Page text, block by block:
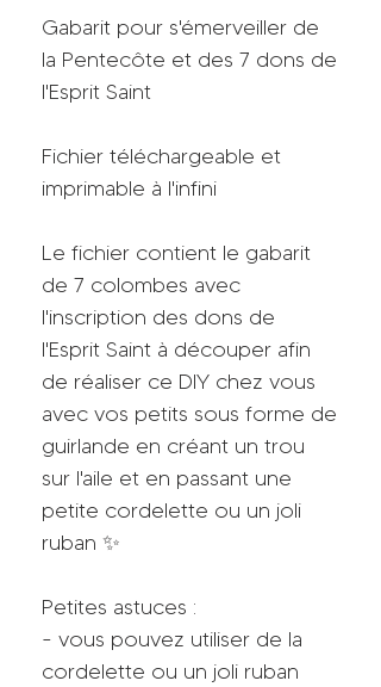
Gabarit pour s'émerveiller de
la Pentecôte et des 7 dons de
l'Esprit Saint
Fichier téléchargeable et
imprimable à l'infini
Le fichier contient le gabarit
de 7 colombes avec
l'inscription des dons de
l'Esprit Saint à découper afin
de réaliser ce DIY chez vous
avec vos petits sous forme de
guirlande en créant un trou
sur l'aile et en passant une
petite cordelette ou un joli
ruban ✨
Petites astuces :
- vous pouvez utiliser de la
cordelette ou un joli ruban